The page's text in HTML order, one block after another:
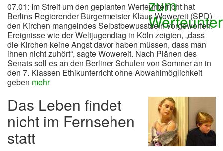
07.01: Im Streit um den geplanten Werteunterricht hat
Berlins Regierender Bürgermeister Klaus Wowereit (SPD)
den Kirchen mangelndes Selbstbewusstsein vorgeworfen.
Ereignisse wie der Weltjugendtag in Köln zeigten, „dass
die Kirchen keine Angst davor haben müssen, dass man
ihnen nicht zuhört“, sagte Wowereit. Nach Plänen des
Senats soll es an den Berliner Schulen von Sommer an in
den 7. Klassen Ethikunterricht ohne Abwahlmöglichkeit
geben mehr
Das Leben findet
nicht im Fernsehen
statt